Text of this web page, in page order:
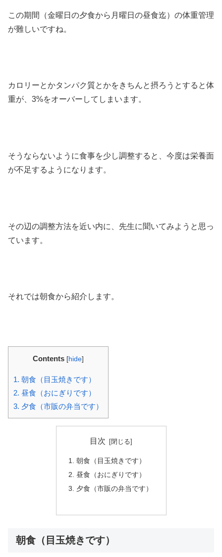
この期間（金曜日の夕食から月曜日の昼食迄）の体重管理
が難しいですね。
カロリーとかタンパク質とかをきちんと摂ろうとすると体
重が、3%をオーバーしてしまいます。
そうならないように食事を少し調整すると、今度は栄養面
が不足するようになります。
その辺の調整方法を近い内に、先生に聞いてみようと思っ
ています。
それでは朝食から紹介します。
Contents [hide]
1. 朝食（目玉焼きです）
2. 昼食（おにぎりです）
3. 夕食（市販の弁当です）
目次
朝食（目玉焼きです）
昼食（おにぎりです）
夕食（市販の弁当です）
朝食（目玉焼きです）